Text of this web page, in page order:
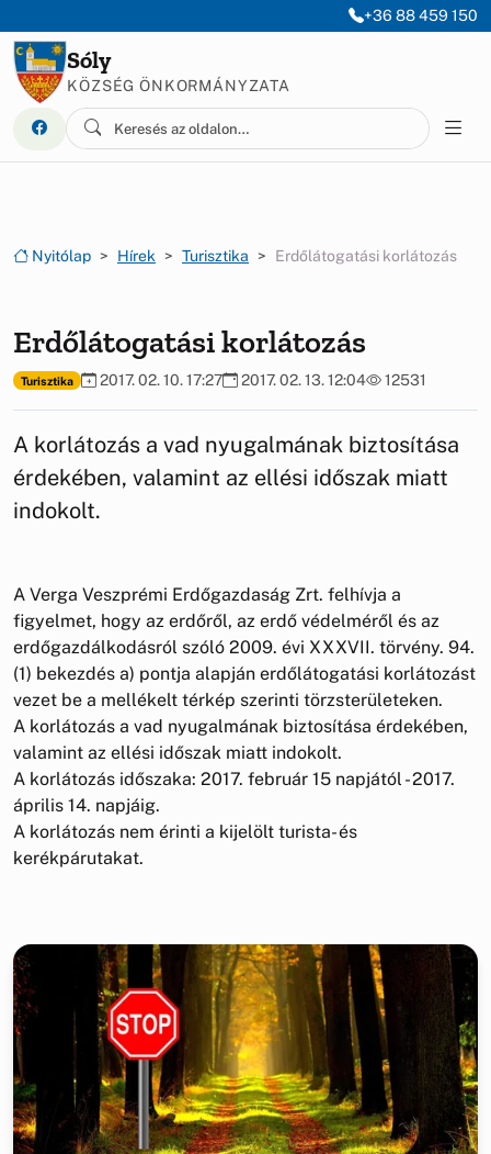
+36 88 459 150
Sóly
KÖZSÉG ÖNKORMÁNYZATA
Nyitólap Hírek Turisztika Erdőlátogatási korlátozás
Erdőlátogatási korlátozás
Turisztika 2017. 02. 10. 17:27 2017. 02. 13. 12:04 12531
A korlátozás a vad nyugalmának biztosítása
érdekében, valamint az ellési időszak miatt
indokolt.
A Verga Veszprémi Erdőgazdaság Zrt. felhívja a
figyelmet, hogy az erdőről, az erdő védelméről és az
erdőgazdálkodásról szóló 2009. évi XXXVII. törvény. 94.
(1) bekezdés a) pontja alapján erdőlátogatási korlátozást
vezet be a mellékelt térkép szerinti törzsterületeken.
A korlátozás a vad nyugalmának biztosítása érdekében,
valamint az ellési időszak miatt indokolt.
A korlátozás időszaka: 2017. február 15 napjától - 2017.
április 14. napjáig.
A korlátozás nem érinti a kijelölt turista- és
kerékpárutakat.